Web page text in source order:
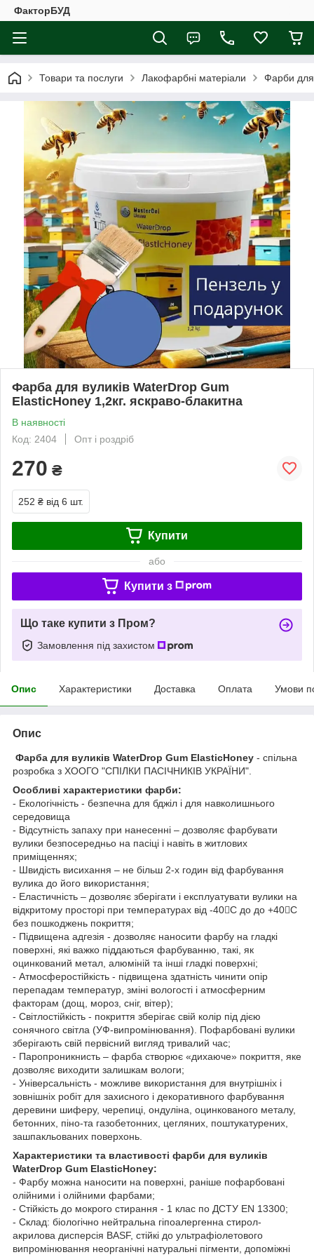
ФакторБУД
Товари та послуги Лакофарбні матеріали Фарби для
Фарба для вуликів WaterDrop Gum
ElasticHoney 1,2кг. яскраво-блакитна
В наявності
Код: 2404
Опт і роздріб
270 ₴
252 ₴ від 6 шт.
Купити
або
Купити з
Що таке купити з Пром?
Замовлення під захистом
Опис Характеристики Доставка Оплата Умови
Опис
Фарба для вуликів WaterDrop Gum ElasticHoney - спільна
розробка з ХООГО "СПІЛКИ ПАСІЧНИКІВ УКРАЇНИ".
Особливі характеристики фарби:
- Екологічність - безпечна для бджіл і для навколишнього
середовища
- Відсутність запаху при нанесенні – дозволяє фарбувати
вулики безпосередньо на пасіці і навіть в житлових
приміщеннях;
- Швидість висихання – не більш 2-х годин від фарбування
вулика до його використання;
- Еластичність – дозволяє зберігати і експлуатувати вулики на
відкритому просторі при температурах від -40C до до +40C
без пошкоджень покриття;
- Підвищена адгезія - дозволяє наносити фарбу на гладкі
поверхні, які важко піддаються фарбуванню, такі, як
оцинкований метал, алюміній та інші гладкі поверхні;
- Атмосферостійкість - підвищена здатність чинити опір
перепадам температур, зміні вологості і атмосферним
факторам (дощ, мороз, сніг, вітер);
- Світлостійкість - покриття зберігає свій колір під дією
сонячного світла (УФ-випромінювання). Пофарбовані вулики
зберігають свій первісний вигляд тривалий час;
- Паропроникнисть – фарба створює «дихаюче» покриття, яке
дозволяє виходити залишкам вологи;
- Універсальність - можливе використання для внутрішніх і
зовнішніх робіт для захисного і декоративного фарбування
деревини шиферу, черепиці, ондуліна, оцинкованого металу,
бетонних, піно-та газобетонних, цегляних, поштукатурених,
зашпакльованих поверхонь.
Характеристики та властивості фарби для вуликів
WaterDrop Gum ElasticHoney:
- Фарбу можна наносити на поверхні, раніше пофарбовані
олійними і олійними фарбами;
- Стійкість до мокрого стирання - 1 клас по ДСТУ EN 13300;
- Склад: біологічно нейтральна гіпоалергенна стирол-
акрилова дисперсія BASF, стійкі до ультрафіолетового
випромінювання неорганічні натуральні пігменти, допоміжні